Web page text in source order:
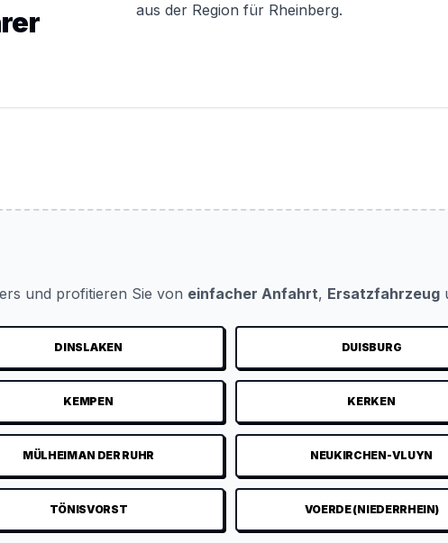
aus der Region für Rheinberg.
und profitieren Sie von einfacher Anfahrt, Ersatzfahrzeug
DINSLAKEN DUISBURG
KEMPEN KERKEN
MÜLHEIM AN DER RUHR NEUKIRCHEN-VLUYN
TÖNISVORST VOERDE (NIEDERRHEIN)